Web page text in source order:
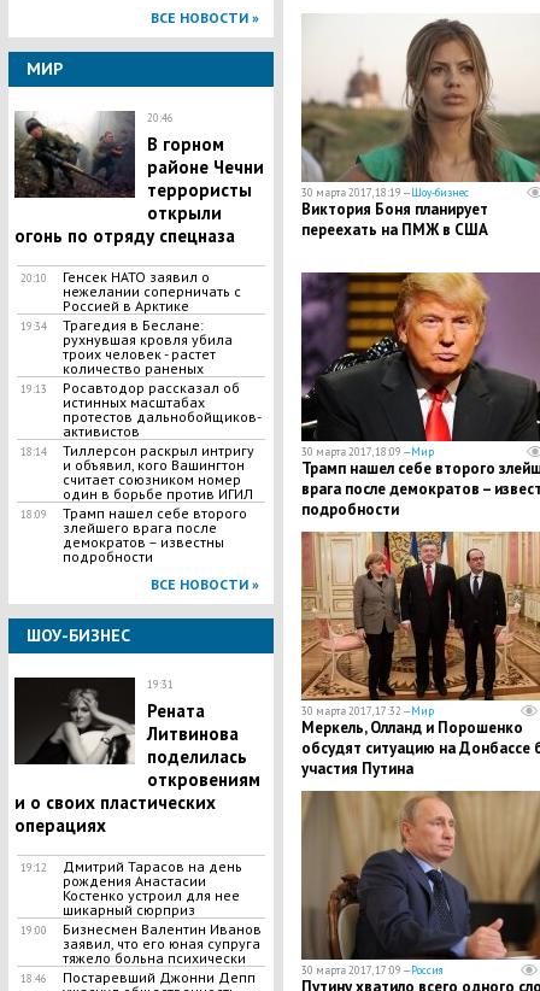
ВСЕ НОВОСТИ »
МИР
20:46
В горном
районе Чечни
террористы
открыли
огонь по отряду спецназа
20:10
Генсек НАТО заявил о
нежелании соперничать с
Россией в Арктике
19:34
Трагедия в Беслане:
рухнувшая кровля убила
троих человек - растет
количество раненых
19:13
Росавтодор рассказал об
истинных масштабах
протестов дальнобойщиков-
активистов
18:14
Тиллерсон раскрыл интригу
и объявил, кого Вашингтон
считает союзником номер
один в борьбе против ИГИЛ
18:09
Трамп нашел себе второго
злейшего врага после
демократов – известны
подробности
ВСЕ НОВОСТИ »
ШОУ-БИЗНЕС
19:31
Рената
Литвинова
поделилась
откровениям
и о своих пластических
операциях
19:12
Дмитрий Тарасов на день
рождения Анастасии
Костенко устроил для нее
шикарный сюрприз
19:00
Бизнесмен Валентин Иванов
заявил, что его юная супруга
тяжело больна психически
18:46
Постаревший Джонни Депп
30 марта 2017, 18:19 —Шоу-бизнес
Виктория Боня планирует
переехать на ПМЖ в США
30 марта 2017, 18:09 —Мир
Трамп нашел себе второго
врага после демократов –
подробности
30 марта 2017, 17:32 —Мир
Меркель, Олланд и Порошенко
обсудят ситуацию на Донбассе
участия Путина
30 марта 2017, 17:09 —Россия
Путину хватило всего одного